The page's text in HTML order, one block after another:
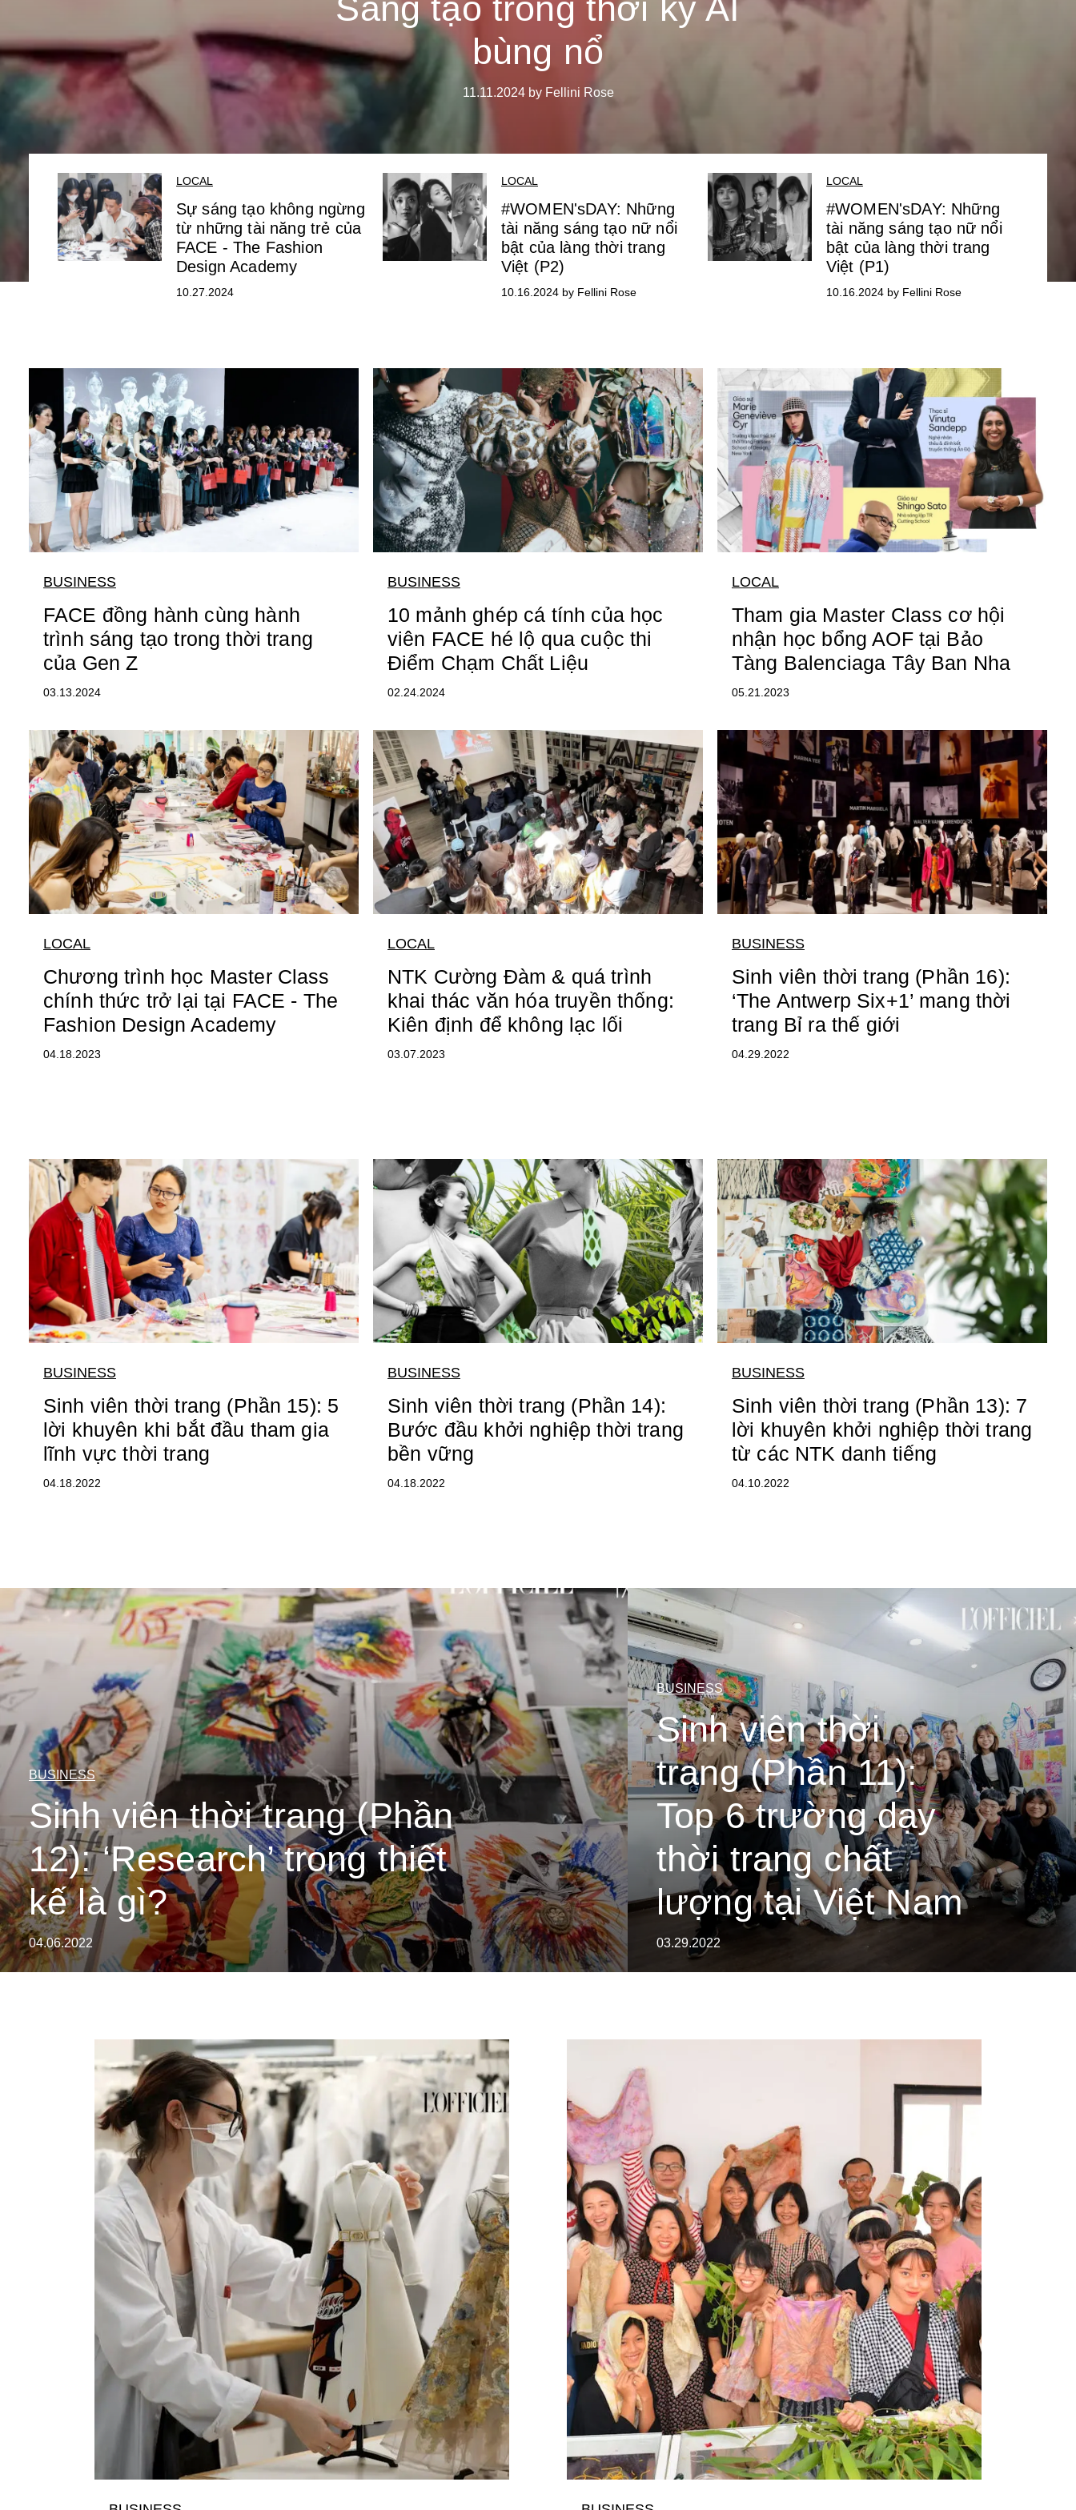
Sáng tạo trong thời kỳ AI
bùng nổ
11.11.2024 by Fellini Rose
LOCAL
Sự sáng tạo không ngừng
từ những tài năng trẻ của
FACE - The Fashion
Design Academy
10.27.2024
LOCAL
#WOMEN'sDAY: Những
tài năng sáng tạo nữ nổi
bật của làng thời trang
Việt (P2)
10.16.2024 by Fellini Rose
LOCAL
#WOMEN'sDAY: Những
tài năng sáng tạo nữ nổi
bật của làng thời trang
Việt (P1)
10.16.2024 by Fellini Rose
BUSINESS
FACE đồng hành cùng hành
trình sáng tạo trong thời trang
của Gen Z
03.13.2024
BUSINESS
10 mảnh ghép cá tính của học
viên FACE hé lộ qua cuộc thi
Điểm Chạm Chất Liệu
02.24.2024
LOCAL
Tham gia Master Class cơ hội
nhận học bổng AOF tại Bảo
Tàng Balenciaga Tây Ban Nha
05.21.2023
LOCAL
Chương trình học Master Class
chính thức trở lại tại FACE - The
Fashion Design Academy
04.18.2023
LOCAL
NTK Cường Đàm & quá trình
khai thác văn hóa truyền thống:
Kiên định để không lạc lối
03.07.2023
BUSINESS
Sinh viên thời trang (Phần 16):
‘The Antwerp Six+1’ mang thời
trang Bỉ ra thế giới
04.29.2022
BUSINESS
Sinh viên thời trang (Phần 15): 5
lời khuyên khi bắt đầu tham gia
lĩnh vực thời trang
04.18.2022
BUSINESS
Sinh viên thời trang (Phần 14):
Bước đầu khởi nghiệp thời trang
bền vững
04.18.2022
BUSINESS
Sinh viên thời trang (Phần 13): 7
lời khuyên khởi nghiệp thời trang
từ các NTK danh tiếng
04.10.2022
BUSINESS
Sinh viên thời trang (Phần
12): ‘Research’ trong thiết
kế là gì?
04.06.2022
BUSINESS
Sinh viên thời
trang (Phần 11):
Top 6 trường dạy
thời trang chất
lượng tại Việt Nam
03.29.2022